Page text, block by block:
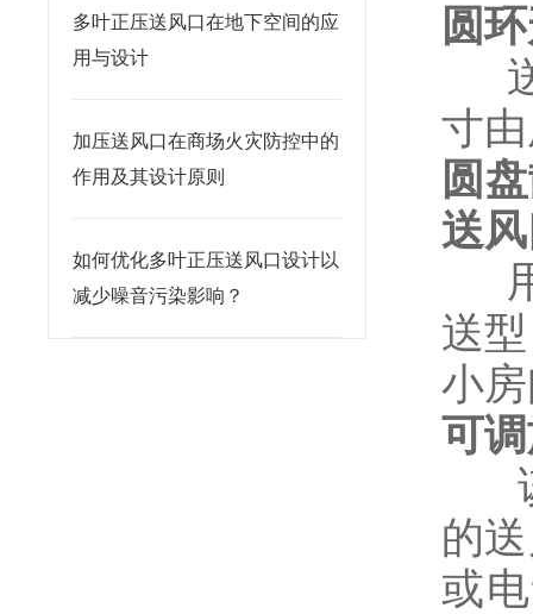
多叶正压送风口在地下空间的应
用与设计
加压送风口在商场火灾防控中的
作用及其设计原则
如何优化多叶正压送风口设计以
减少噪音污染影响？
圆
送
寸
圆
送
用
送
小
可
该
的
或